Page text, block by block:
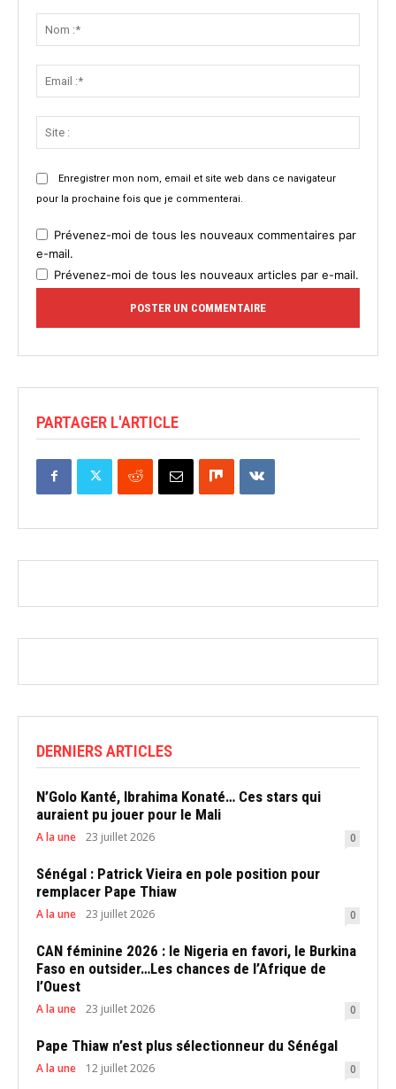
Enregistrer mon nom, email et site web dans ce navigateur
pour la prochaine fois que je commenterai.
Prévenez-moi de tous les nouveaux commentaires par
e-mail.
Prévenez-moi de tous les nouveaux articles par e-mail.
PARTAGER L'ARTICLE
DERNIERS ARTICLES
N’Golo Kanté, Ibrahima Konaté… Ces stars qui
auraient pu jouer pour le Mali
A la une 23 juillet 2026 0
Sénégal : Patrick Vieira en pole position pour
remplacer Pape Thiaw
A la une 23 juillet 2026 0
CAN féminine 2026 : le Nigeria en favori, le Burkina
Faso en outsider…Les chances de l’Afrique de
l’Ouest
A la une 23 juillet 2026 0
Pape Thiaw n’est plus sélectionneur du Sénégal
A la une 12 juillet 2026 0